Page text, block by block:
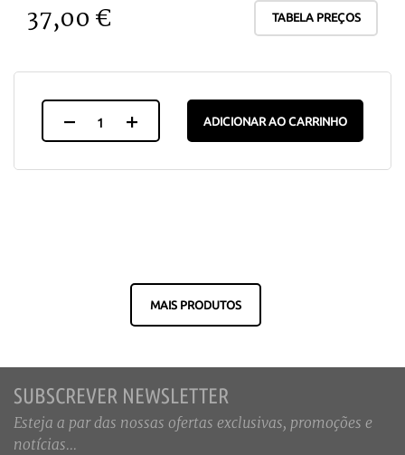
37,00 € TABELA PREÇOS
ADICIONAR AO CARRINHO
MAIS PRODUTOS
SUBSCREVER NEWSLETTER
Esteja a par das nossas ofertas exclusivas, promoções e
notícias...